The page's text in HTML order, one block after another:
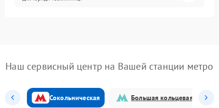
Наш сервисный центр на Вашей станции метро
Сокольническая Большая кольцевая